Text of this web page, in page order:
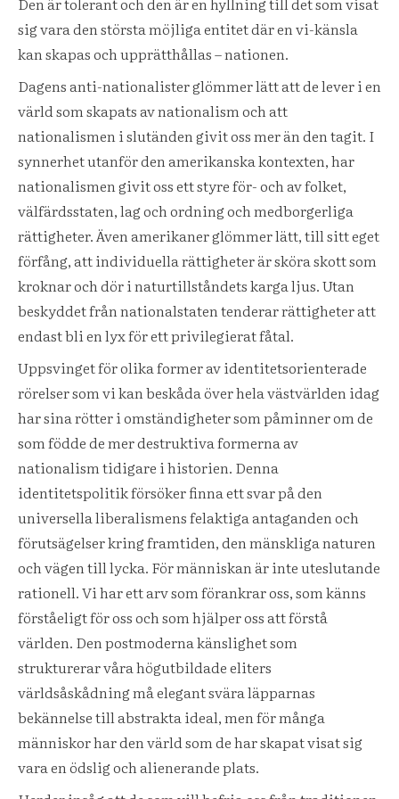
sig vara den största möjliga entitet där en vi-känsla
kan skapas och upprätthållas – nationen.
Dagens anti-nationalister glömmer lätt att de lever i en
värld som skapats av nationalism och att
nationalismen i slutänden givit oss mer än den tagit. I
synnerhet utanför den amerikanska kontexten, har
nationalismen givit oss ett styre för- och av folket,
välfärdsstaten, lag och ordning och medborgerliga
rättigheter. Även amerikaner glömmer lätt, till sitt eget
förfång, att individuella rättigheter är sköra skott som
kroknar och dör i naturtillståndets karga ljus. Utan
beskyddet från nationalstaten tenderar rättigheter att
endast bli en lyx för ett privilegierat fåtal.
Uppsvinget för olika former av identitetsorienterade
rörelser som vi kan beskåda över hela västvärlden idag
har sina rötter i omständigheter som påminner om de
som födde de mer destruktiva formerna av
nationalism tidigare i historien. Denna
identitetspolitik försöker finna ett svar på den
universella liberalismens felaktiga antaganden och
förutsägelser kring framtiden, den mänskliga naturen
och vägen till lycka. För människan är inte uteslutande
rationell. Vi har ett arv som förankrar oss, som känns
förståeligt för oss och som hjälper oss att förstå
världen. Den postmoderna känslighet som
strukturerar våra högutbildade eliters
världsåskådning må elegant svära läpparnas
bekännelse till abstrakta ideal, men för många
människor har den värld som de har skapat visat sig
vara en ödslig och alienerande plats.